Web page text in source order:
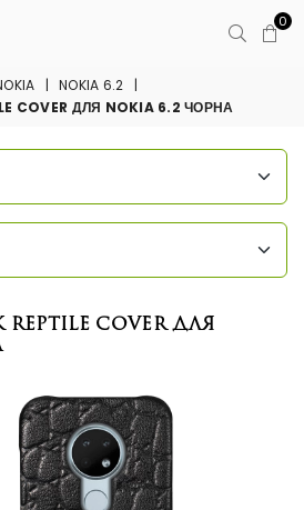
0
| NOKIA 6.2
|
COVER ДЛЯ NOKIA 6.2 ЧОРНА
Reptile Cover для